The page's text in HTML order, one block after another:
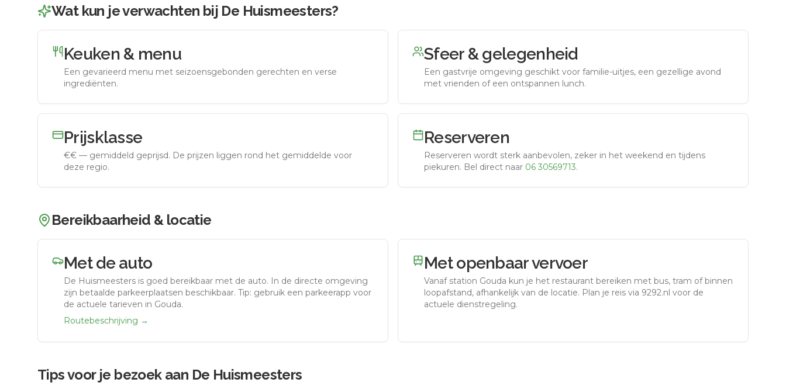
Wat kun je verwachten bij De Huismeesters?
Keuken & menu
Een gevarieerd menu met seizoensgebonden gerechten en verse
ingrediënten.
Sfeer & gelegenheid
Een gastvrije omgeving geschikt voor familie-uitjes, een gezellige avond
met vrienden of een ontspannen lunch.
Prijsklasse
€€ — gemiddeld geprijsd. De prijzen liggen rond het gemiddelde voor
deze regio.
Reserveren
Reserveren wordt sterk aanbevolen, zeker in het weekend en tijdens
piekuren. Bel direct naar 06 30569713.
Bereikbaarheid & locatie
Met de auto
De Huismeesters is goed bereikbaar met de auto. In de directe omgeving
zijn betaalde parkeerplaatsen beschikbaar. Tip: gebruik een parkeerapp voor
de actuele tarieven in Gouda.
Routebeschrijving →
Met openbaar vervoer
Vanaf station Gouda kun je het restaurant bereiken met bus, tram of binnen
loopafstand, afhankelijk van de locatie. Plan je reis via 9292.nl voor de
actuele dienstregeling.
Tips voor je bezoek aan De Huismeesters